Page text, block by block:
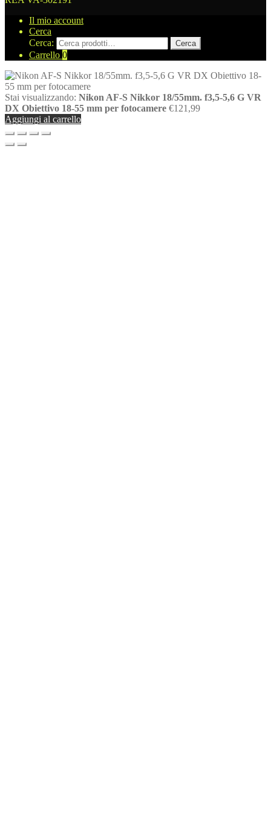
Il mio account
Cerca
Cerca:
Cerca
Carrello 0
Stai visualizzando: Nikon AF-S Nikkor 18/55mm. f3,5-5,6 G VR
DX Obiettivo 18-55 mm per fotocamere €121,99
Aggiungi al carrello